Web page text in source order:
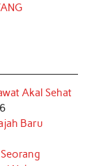
Akal Sehat
Baru